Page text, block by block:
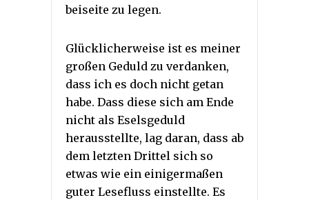
beiseite zu legen.
Glücklicherweise ist es meiner
großen Geduld zu verdanken,
dass ich es doch nicht getan
habe. Dass diese sich am Ende
nicht als Eselsgeduld
herausstellte, lag daran, dass ab
dem letzten Drittel sich so
etwas wie ein einigermaßen
guter Lesefluss einstellte. Es